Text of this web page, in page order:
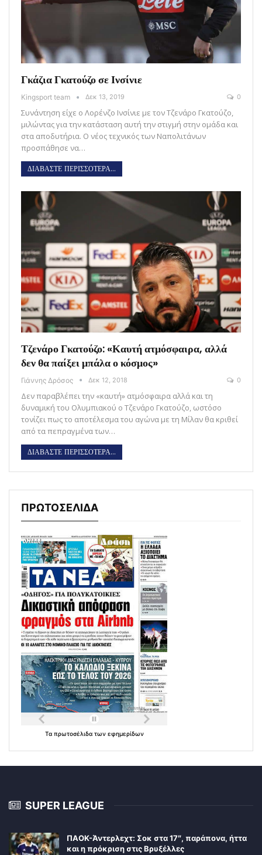
Γκάζια Γκατούζο σε Ινσίνιε
Kingsport team Δεκ 13, 2019 0
Συνάντηση είχε ο Λορένζο Ινσίνιε με τον Τζενάρο Γκατούζο,
μιλώντας για την κατάσταση αυτή την στιγμή στην ομάδα και
στα αποδυτήρια. Ο νέος τεχνικός των Ναπολιτάνων
προσπάθησε να…
ΔΙΑΒΑΣΤΕ ΠΕΡΙΣΣΟΤΕΡΑ...
Τζενάρο Γκατούζο: «Καυτή ατμόσφαιρα, αλλά
δεν θα παίξει μπάλα ο κόσμος»
Γιάννης Δρόσος Δεκ 12, 2018 0
Δεν παραβλέπει την «καυτή» ατμόσφαιρα αλλά και τη
δυναμική του Ολυμπιακού ο Τζενάρο Γκατούζο, ωστόσο
τονίζει πως το αποτέλεσμα του αγώνα με τη Μίλαν θα κριθεί
από τα πεπραγμένα των…
ΔΙΑΒΑΣΤΕ ΠΕΡΙΣΣΟΤΕΡΑ...
ΠΡΩΤΟΣΕΛΙΔΑ
Τα πρωτοσέλιδα των εφημερίδων
SUPER LEAGUE
ΠΑΟΚ-Άντερλεχτ: Σοκ στα 17″, παράπονα, ήττα
και η πρόκριση στις Βρυξέλλες